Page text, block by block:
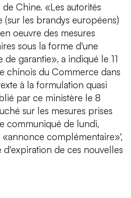
Chine. «Les autorités
(sur les brandys européens)
oeuvre des mesures
sous la forme d'une
garantie», a indiqué le 11
chinois du Commerce dans
à la formulation quasi
par ce ministère le 8
sur les mesures prises
communiqué de lundi,
complémentaire»',
d'expiration de ces nouvelles